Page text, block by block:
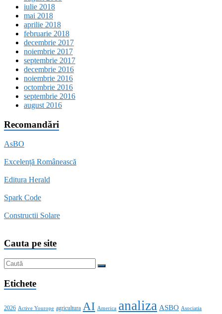
iulie 2018
mai 2018
aprilie 2018
februarie 2018
decembrie 2017
noiembrie 2017
septembrie 2017
decembrie 2016
noiembrie 2016
octombrie 2016
septembrie 2016
august 2016
Recomandări
AsBO
Excelență Românească
Editura Herald
Spark Code
Constructii Solare
Cauta pe site
Etichete
2026 Active Yourope agricultura AI America analiza ASBO Asociatia